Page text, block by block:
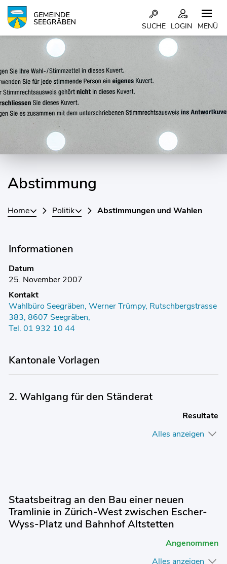
Kopfzeile
LOGIN
SUCHE MENÜ
Abstimmung
Home Politik Abstimmungen und Wahlen
Informationen
Datum
25. November 2007
Kontakt
Wahlbüro Seegräben, Werner Trümpy, Rutschbergstrasse
383, 8607 Seegräben,
Tel. 01 932 10 44
Kantonale Vorlagen
2. Wahlgang für den Ständerat
Resultate
Alles anzeigen
Staatsbeitrag an den Bau einer neuen
Tramlinie in Zürich-West zwischen Escher-
Wyss-Platz und Bahnhof Altstetten
Angenommen
Alles anzeigen